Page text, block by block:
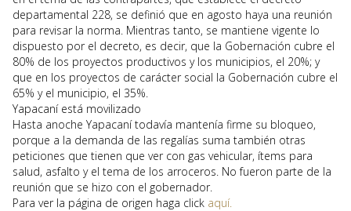
departamental 228, se definió que en agosto haya una reunión
para revisar la norma. Mientras tanto, se mantiene vigente lo
dispuesto por el decreto, es decir, que la Gobernación cubre el
80% de los proyectos productivos y los municipios, el 20%; y
que en los proyectos de carácter social la Gobernación cubre el
65% y el municipio, el 35%.
Yapacaní está movilizado
Hasta anoche Yapacaní todavía mantenía firme su bloqueo,
porque a la demanda de las regalías suma también otras
peticiones que tienen que ver con gas vehicular, ítems para
salud, asfalto y el tema de los arroceros. No fueron parte de la
reunión que se hizo con el gobernador.
Para ver la página de origen haga click aquí.